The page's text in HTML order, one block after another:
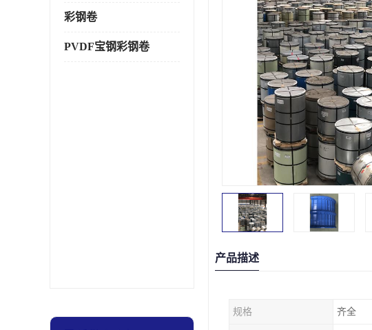
彩钢卷
PVDF宝钢彩钢卷
产品描述
规格 齐全